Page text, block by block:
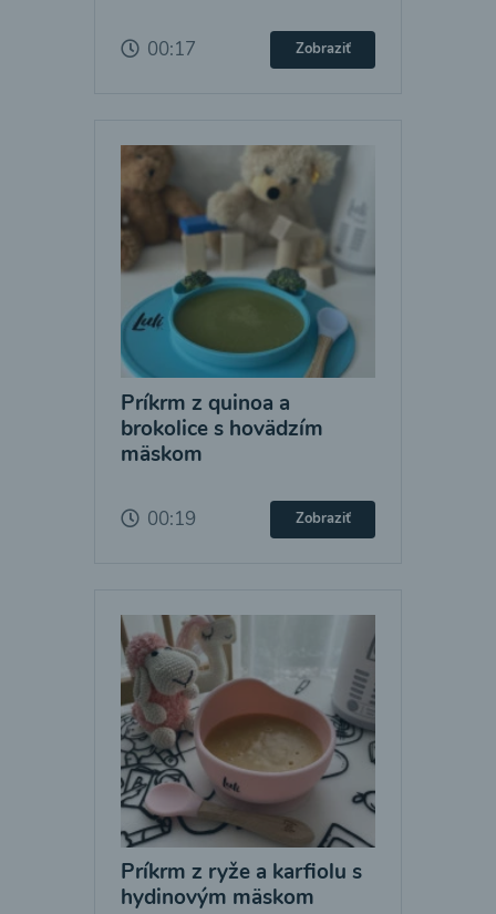
00:17 Zobraziť
Príkrm z quinoa a
brokolice s hovädzím
mäskom
00:19 Zobraziť
Príkrm z ryže a karfiolu s
hydinovým mäskom